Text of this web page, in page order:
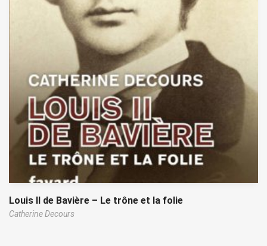
Louis II de Bavière – Le trône et la folie
Catherine Decours